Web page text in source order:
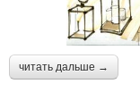
читать дальше →